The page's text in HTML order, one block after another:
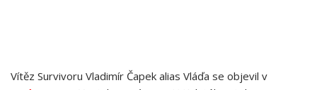
Vítěz Survivoru Vladimír Čapek alias Vláďa se objevil v